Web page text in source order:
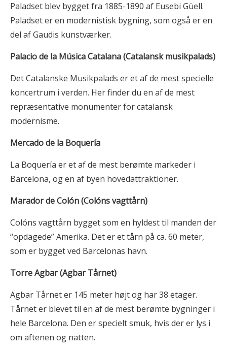
Paladset blev bygget fra 1885-1890 af Eusebi Güell.
Paladset er en modernistisk bygning, som også er en
del af Gaudis kunstværker.
Palacio de la Música Catalana (Catalansk musikpalads)
Det Catalanske Musikpalads er et af de mest specielle
koncertrum i verden. Her finder du en af de mest
repræsentative monumenter for catalansk
modernisme.
Mercado de la Boquería
La Boquería er et af de mest berømte markeder i
Barcelona, og en af byen hovedattraktioner.
Marador de Colón (Colóns vagttårn)
Colóns vagttårn bygget som en hyldest til manden der
“opdagede” Amerika. Det er et tårn på ca. 60 meter,
som er bygget ved Barcelonas havn.
Torre Agbar (Agbar Tårnet)
Agbar Tårnet er 145 meter højt og har 38 etager.
Tårnet er blevet til en af de mest berømte bygninger i
hele Barcelona. Den er specielt smuk, hvis der er lys i
om aftenen og natten.